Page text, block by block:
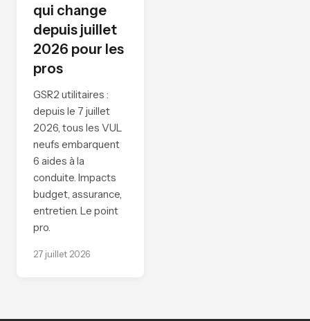
qui change
depuis juillet
2026 pour les
pros
GSR2 utilitaires :
depuis le 7 juillet
2026, tous les VUL
neufs embarquent
6 aides à la
conduite. Impacts
budget, assurance,
entretien. Le point
pro.
27 juillet 2026